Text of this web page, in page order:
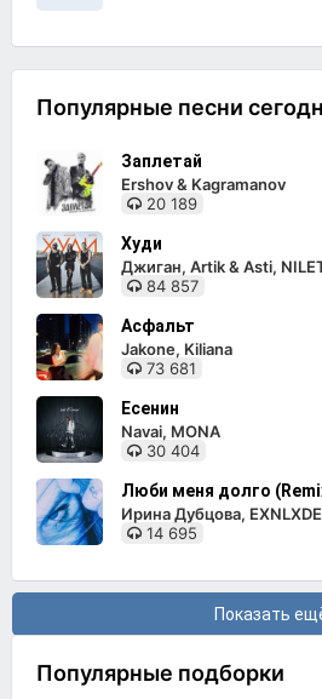
Популярные песни
Заплетай
Ershov & Kagramanov
20 189
Худи
Джиган, Artik & Asti,
84 857
Асфальт
Jakone, Kiliana
73 681
Есенин
Navai, MONA
30 404
Люби меня долго
Ирина Дубцова, EXNLXDE
14 695
Показать
Популярные подборки